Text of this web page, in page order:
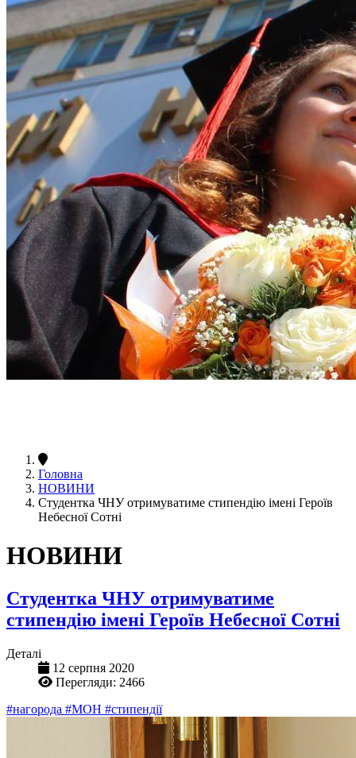
Головна
НОВИНИ
Студентка ЧНУ отримуватиме стипендію імені Героїв
Небесної Сотні
НОВИНИ
Студентка ЧНУ отримуватиме
стипендію імені Героїв Небесної Сотні
Деталі
12 серпня 2020
Перегляди: 2466
#нагорода #МОН #стипендії